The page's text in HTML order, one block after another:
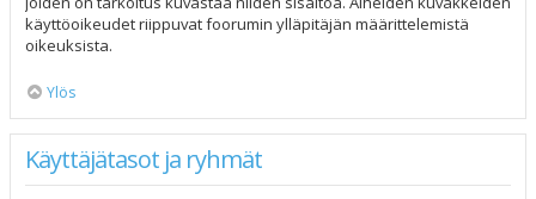
käyttöoikeudet riippuvat foorumin ylläpitäjän määrittelemistä
oikeuksista.
Ylös
Käyttäjätasot ja ryhmät